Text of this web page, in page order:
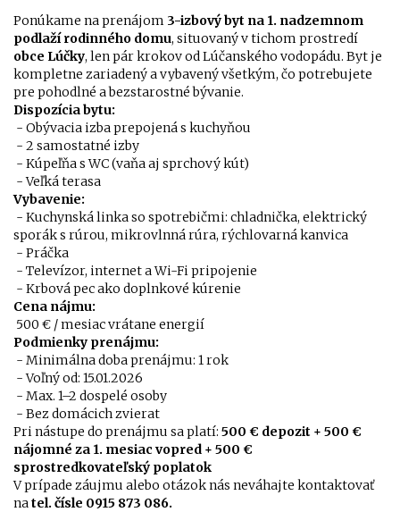
Ponúkame na prenájom 3-izbový byt na 1. nadzemnom
podlaží rodinného domu, situovaný v tichom prostredí
obce Lúčky, len pár krokov od Lúčanského vodopádu. Byt je
kompletne zariadený a vybavený všetkým, čo potrebujete
pre pohodlné a bezstarostné bývanie.
Dispozícia bytu:
- Obývacia izba prepojená s kuchyňou
- 2 samostatné izby
- Kúpeľňa s WC (vaňa aj sprchový kút)
- Veľká terasa
Vybavenie:
- Kuchynská linka so spotrebičmi: chladnička, elektrický
sporák s rúrou, mikrovlnná rúra, rýchlovarná kanvica
- Práčka
- Televízor, internet a Wi-Fi pripojenie
- Krbová pec ako doplnkové kúrenie
Cena nájmu:
500 € / mesiac vrátane energií
Podmienky prenájmu:
- Minimálna doba prenájmu: 1 rok
- Voľný od: 15.01.2026
- Max. 1–2 dospelé osoby
- Bez domácich zvierat
Pri nástupe do prenájmu sa platí: 500 € depozit + 500 €
nájomné za 1. mesiac vopred + 500 €
sprostredkovateľský poplatok
V prípade záujmu alebo otázok nás neváhajte kontaktovať
natel. čísle 0915 873 086.